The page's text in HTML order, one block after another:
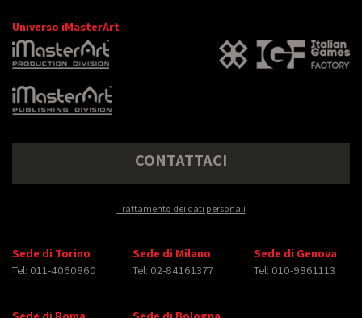
Universo iMasterArt
CONTATTACI
Trattamento dei dati personali
Sede di Torino
Tel: 011-4060860
Sede di Milano
Tel: 02-84161377
Sede di Genova
Tel: 010-9861113
Sede di Roma Sede di Bologna